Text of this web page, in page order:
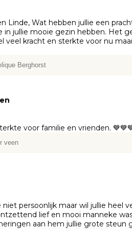
Linde, Wat hebben jullie een
in jullie mooie gezin hebben. Het
veel kracht en sterkte voor nu
voor familie en vrienden.
niet persoonlijk maar wil jullie heel
lief en mooi manneke
aan hem jullie grote steun